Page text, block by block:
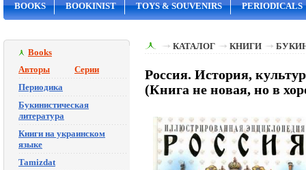
BOOKS BOOKINIST TOYS & SOUVENIRS PERIODICALS
Books
Авторы
Серии
Периодика
Букинистическая
литература
Книги на украинском
языке
Tamizdat
КАТАЛОГ КНИГИ
Россия. История,
(Книга не новая, но в